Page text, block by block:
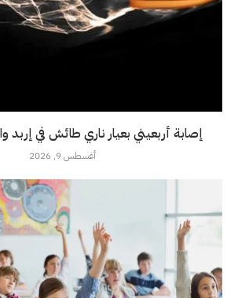
إصابة أربعيني بعيار ناري طائش في إربد
أغسطس 9, 2026